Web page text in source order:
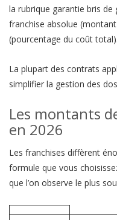
la rubrique garantie bris de
franchise absolue
(pourcentage du coût total).
La plupart des contrats
simplifier la gestion des
Les montants
en 2026
Les franchises diffèrent
formule que vous
que l’on observe le plus